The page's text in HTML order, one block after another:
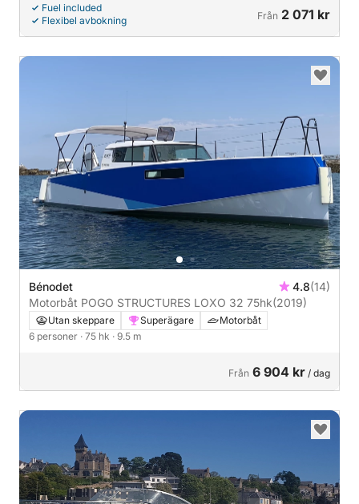
Fuel included
Flexibel avbokning
Från 2 071 kr
Bénodet 4.8(14)
Motorbåt POGO STRUCTURES LOXO 32 75hk(2019)
Utan skeppare Superägare
Motorbåt
6 personer · 75 hk · 9.5 m
Från 6 904 kr / dag